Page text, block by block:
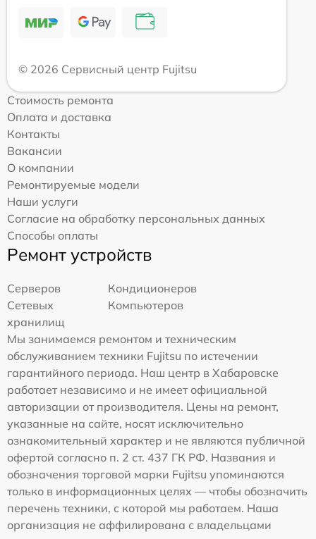
© 2026 Сервисный центр Fujitsu
Стоимость ремонта
Оплата и доставка
Контакты
Вакансии
О компании
Ремонтируемые модели
Наши услуги
Согласие на обработку персональных данных
Способы оплаты
Ремонт устройств
Серверов
Кондиционеров
Сетевых
хранилищ
Компьютеров
Мы занимаемся ремонтом и техническим
обслуживанием техники Fujitsu по истечении
гарантийного периода. Наш центр в Хабаровске
работает независимо и не имеет официальной
авторизации от производителя. Цены на ремонт,
указанные на сайте, носят исключительно
ознакомительный характер и не являются публичной
офертой согласно п. 2 ст. 437 ГК РФ. Названия и
обозначения торговой марки Fujitsu упоминаются
только в информационных целях — чтобы обозначить
перечень техники, с которой мы работаем. Наша
организация не аффилирована с владельцами